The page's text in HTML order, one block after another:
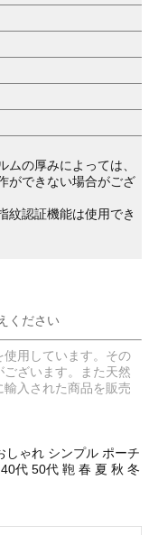
の厚みによっては、
ができない場合がござ
紋認証機能は使用でき
ください
用しています。その
ざいます。また天然
入された商品を販売
ゃれ シンプル ポーチ
代 50代 鞄 春 夏 秋 冬